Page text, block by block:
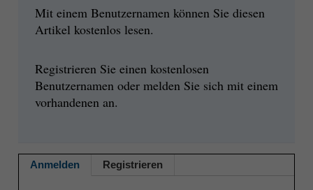
Mit einem Benutzernamen können Sie diesen
Artikel kostenlos lesen.
Registrieren Sie einen kostenlosen
Benutzernamen oder melden Sie sich mit einem
vorhandenen an.
Anmelden Registrieren